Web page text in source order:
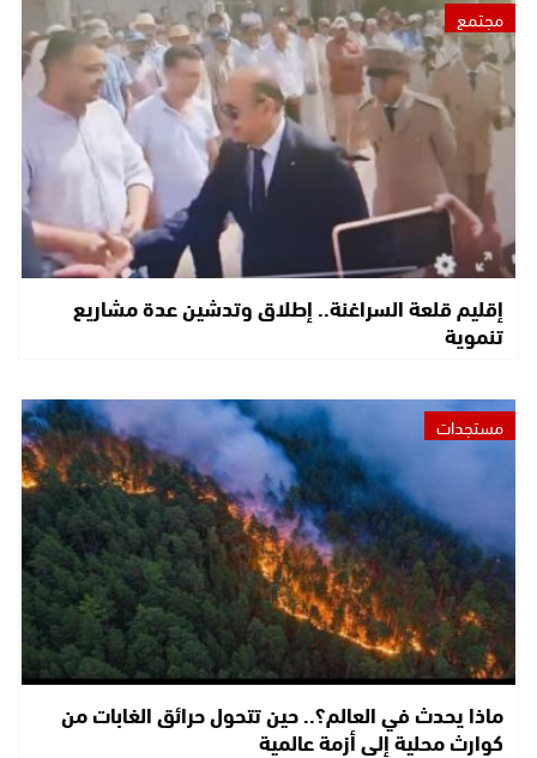
مجتمع
إقليم قلعة السراغنة.. إطلاق وتدشين عدة مشاريع
تنموية
مستجدات
ماذا يحدث في العالم؟.. حين تتحول حرائق الغابات من
كوارث محلية إلى أزمة عالمية